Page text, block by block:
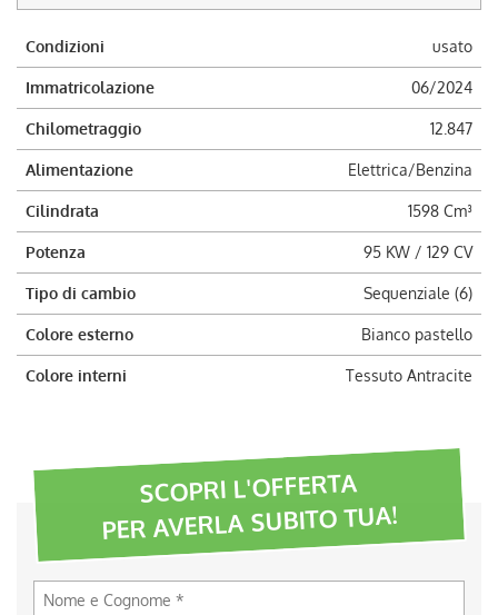
AREA COMMERCIANTI
Condizioni usato
Immatricolazione 06/2024
Chilometraggio 12.847
Alimentazione Elettrica/Benzina
Cilindrata 1598 Cm³
Potenza 95 KW / 129 CV
Tipo di cambio Sequenziale (6)
Colore esterno Bianco pastello
Colore interni Tessuto Antracite
SCOPRI L'OFFERTA
PER AVERLA SUBITO TUA!